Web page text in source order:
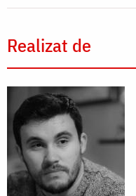
Realizat de